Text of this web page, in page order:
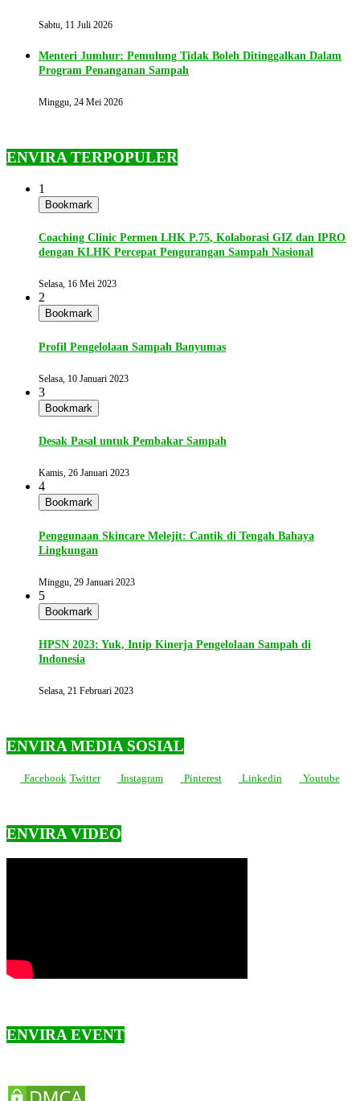
Sabtu, 11 Juli 2026
Menteri Jumhur: Pemulung Tidak Boleh Ditinggalkan Dalam
Program Penanganan Sampah
Minggu, 24 Mei 2026
ENVIRA TERPOPULER
1
Bookmark
Coaching Clinic Permen LHK P.75, Kolaborasi GIZ dan IPRO
dengan KLHK Percepat Pengurangan Sampah Nasional
Selasa, 16 Mei 2023
2
Bookmark
Profil Pengelolaan Sampah Banyumas
Selasa, 10 Januari 2023
3
Bookmark
Desak Pasal untuk Pembakar Sampah
Kamis, 26 Januari 2023
4
Bookmark
Penggunaan Skincare Melejit: Cantik di Tengah Bahaya
Lingkungan
Minggu, 29 Januari 2023
5
Bookmark
HPSN 2023: Yuk, Intip Kinerja Pengelolaan Sampah di
Indonesia
Selasa, 21 Februari 2023
ENVIRA MEDIA SOSIAL
Facebook Twitter Instagram Pinterest Linkedin Youtube
ENVIRA VIDEO
ENVIRA EVENT